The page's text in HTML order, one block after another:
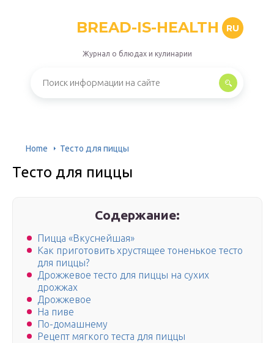
BREAD-IS-HEALTH RU
Журнал о блюдах и кулинарии
Home Тесто для пиццы
Тесто для пиццы
Содержание:
Пицца «Вкуснейшая»
Как приготовить хрустящее тоненькое тесто
для пиццы?
Дрожжевое тесто для пиццы на сухих
дрожжах
Дрожжевое
На пиве
По-домашнему
Рецепт мягкого теста для пиццы